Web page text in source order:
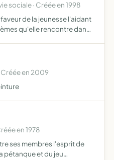
sociale · Créée en 1998
de la jeunesse l'aidant
qu'elle rencontre dans
Créée en 2009
en 1978
ses membres l'esprit de
pétanque et du jeu